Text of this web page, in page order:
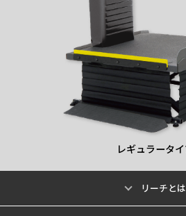
レギュラータ
リーチとは